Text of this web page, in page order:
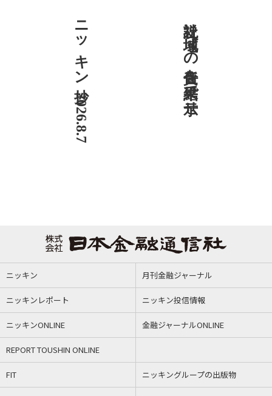
ニッキン抄 2026.8.7 社説 地域への責任を結果で示せ
ニッキン 月刊金融ジャーナル
ニッキンレポート ニッキン投信情報
ニッキンONLINE 金融ジャーナルONLINE
REPORT TOUSHIN ONLINE
FIT ニッキングループの出版物